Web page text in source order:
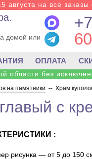
на все заказы
домой или
60
ОПЛАТА
области без
на памятники -- Храм
с
:
рисунка — от 5 до 150